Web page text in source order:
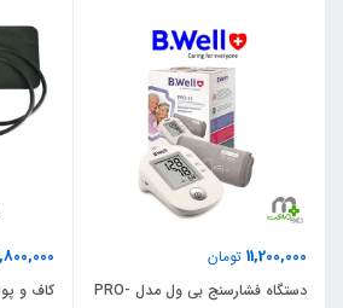
11,200,000 تومان
دستگاه فشارسنج بی ول مدل PRO-
کاف و